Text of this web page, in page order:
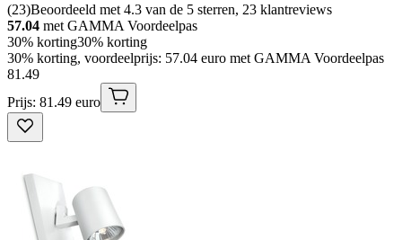
(23)Beoordeeld met 4.3 van de 5 sterren, 23 klantreviews
57.04 met GAMMA Voordeelpas
30% korting30% korting
30% korting, voordeelprijs: 57.04 euro met GAMMA Voordeelpas
81 .49
Prijs: 81.49 euro